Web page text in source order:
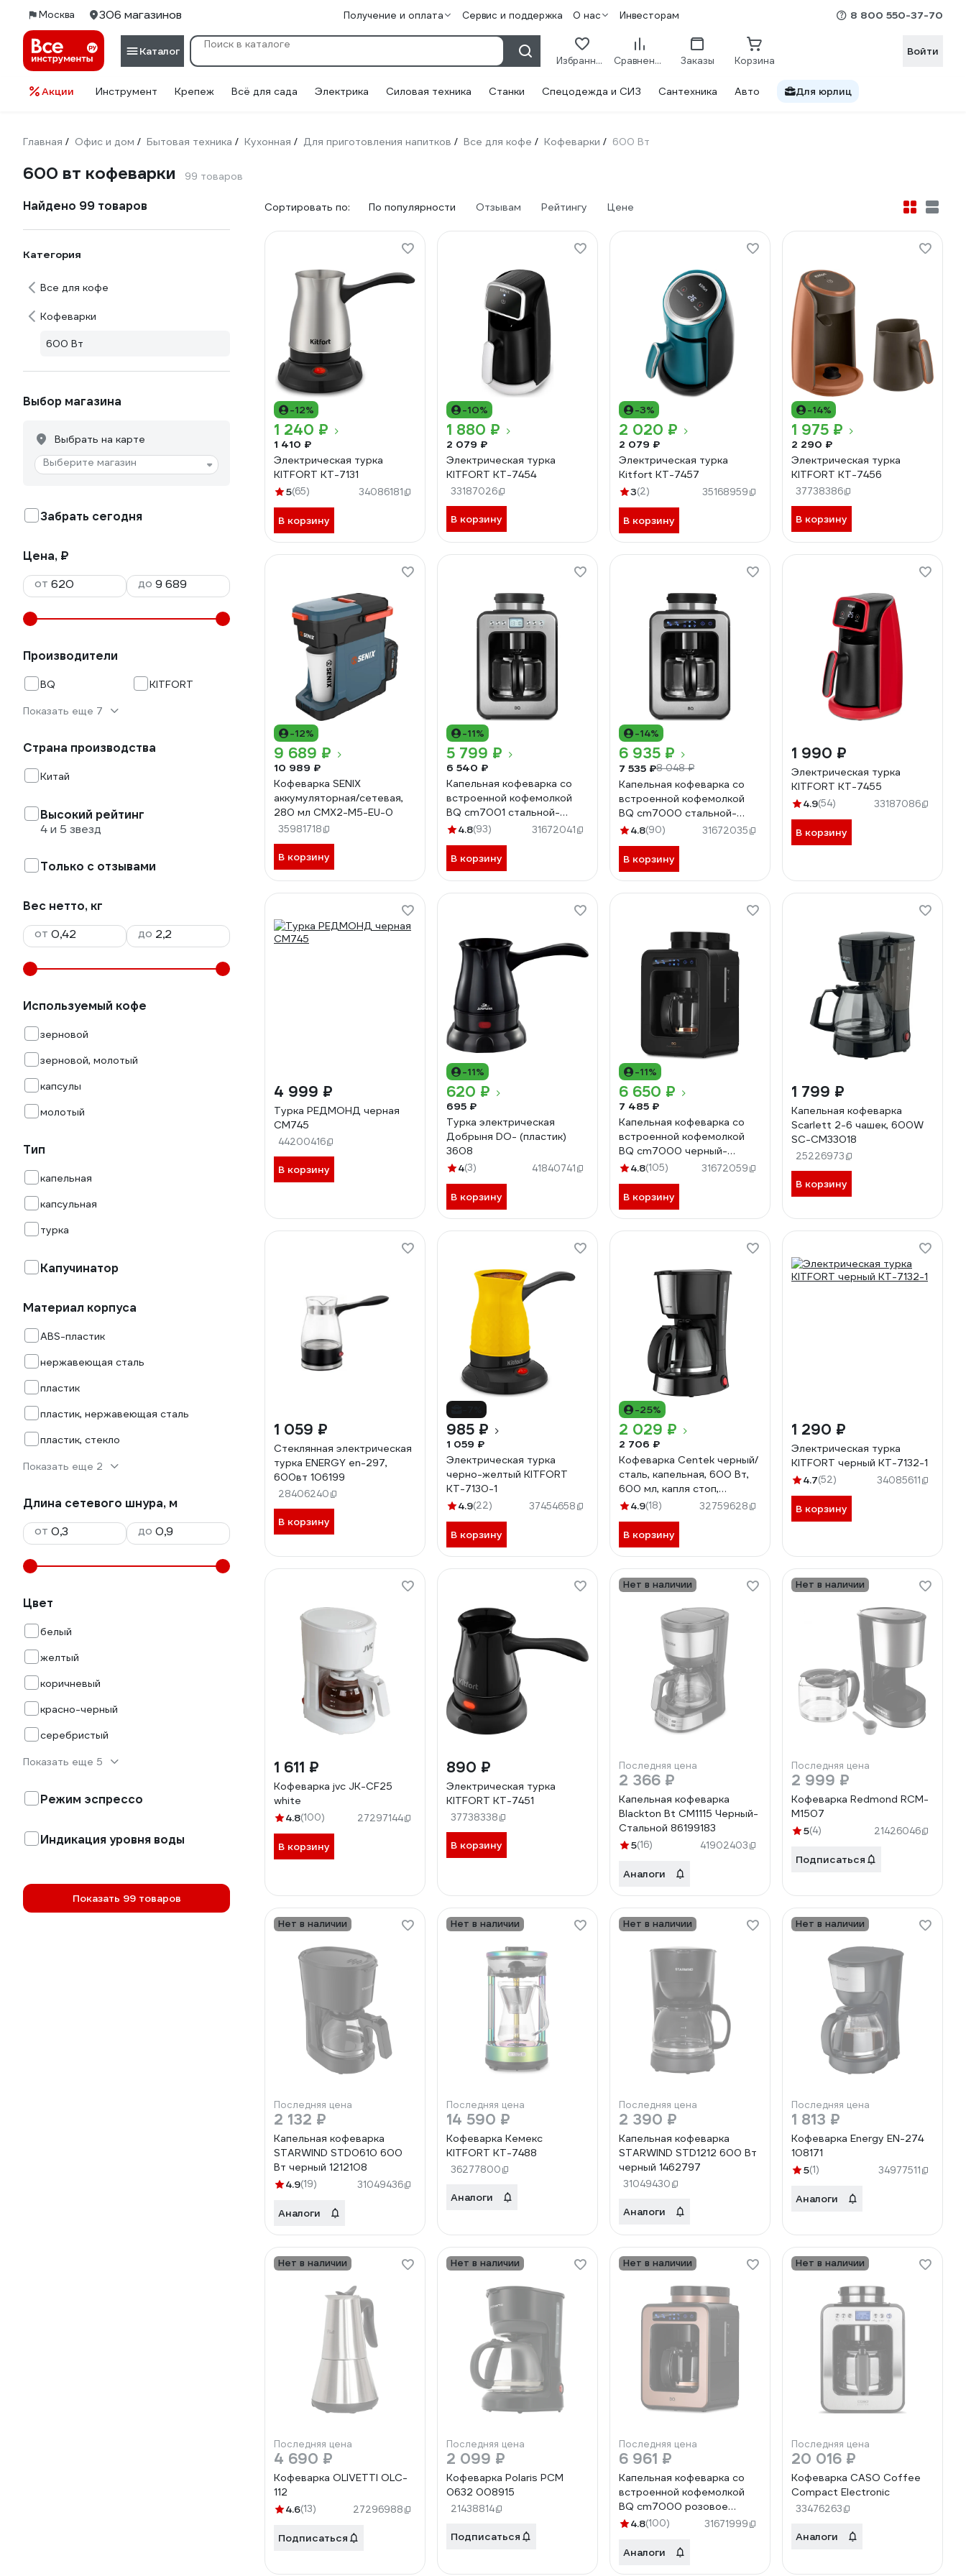
Москва 306 магазинов Получение и оплата Сервис и поддержка О нас Инвесторам 8 800 550-37-70
Каталог
Избранное Сравнение Заказы Корзина
Войти
Акции Инструмент Крепеж Всё для сада Электрика Силовая техника Станки Спецодежда и СИЗ Сантехника Авто Для юрлиц
Главная / Офис и дом / Бытовая техника / Кухонная / Для приготовления напитков / Все для кофе / Кофеварки / 600 Вт
600 вт кофеварки 99 товаров
Найдено 99 товаров
Категория
Все для кофе
Кофеварки
600 Вт
Выбор магазина
Выбрать на карте
Выберите магазин
Забрать сегодня
Цена, ₽
от
до
Производители
BQ KITFORT
Показать еще 7
Страна производства
Китай
Высокий рейтинг
4 и 5 звезд
Только с отзывами
Вес нетто, кг
от
до
Используемый кофе
зерновой
зерновой, молотый
капсулы
молотый
Тип
капельная
капсульная
турка
Капучинатор
Материал корпуса
ABS-пластик
нержавеющая сталь
пластик
пластик, нержавеющая сталь
пластик, стекло
Показать еще 2
Длина сетевого шнура, м
от
до
Цвет
белый
желтый
коричневый
красно-черный
серебристый
Показать еще 5
Режим эспрессо
Индикация уровня воды
Показать 99 товаров
Сортировать по: По популярности Отзывам Рейтингу Цене
-12%
1 240 ₽
1 410 ₽
Электрическая турка
KITFORT КТ-7131
5(65) 34086181
В корзину
-10%
1 880 ₽
2 079 ₽
Электрическая турка
KITFORT КТ-7454
33187026
В корзину
-3%
2 020 ₽
2 079 ₽
Электрическая турка
Kitfort КТ-7457
3(2) 35168959
В корзину
-14%
1 975 ₽
2 290 ₽
Электрическая турка
KITFORT КТ-7456
37738386
В корзину
-12%
9 689 ₽
10 989 ₽
Кофеварка SENIX
аккумуляторная/сетевая,
280 мл CMX2-M5-EU-0
35981718
В корзину
-11%
5 799 ₽
6 540 ₽
Капельная кофеварка со
встроенной кофемолкой
BQ cm7001 стальной-
черный 86199511
4.8(93) 31672041
В корзину
-14%
6 935 ₽
7 535 ₽8 048 ₽
Капельная кофеварка со
встроенной кофемолкой
BQ cm7000 стальной-
черный 86199514
4.8(90) 31672035
В корзину
1 990 ₽
Электрическая турка
KITFORT КТ-7455
4.9(54) 33187086
В корзину
4 999 ₽
Турка РЕДМОНД черная
CM745
44200416
В корзину
-11%
620 ₽
695 ₽
Турка электрическая
Добрыня DO- (пластик)
3608
4(3) 41840741
В корзину
-11%
6 650 ₽
7 485 ₽
Капельная кофеварка со
встроенной кофемолкой
BQ cm7000 черный-
розовое золото 86199512
4.8(105) 31672059
В корзину
1 799 ₽
Капельная кофеварка
Scarlett 2-6 чашек, 600W
SC-CM33018
25226973
В корзину
1 059 ₽
Стеклянная электрическая
турка ENERGY en-297,
600вт 106199
28406240
В корзину
985 ₽
1 059 ₽
Электрическая турка
черно-желтый KITFORT
КТ-7130-1
4.9(22) 37454658
В корзину
-25%
2 029 ₽
2 706 ₽
Кофеварка Centek черный/
сталь, капельная, 600 Вт,
600 мл, капля стоп,
подогрев, съемный фильтр
4.9(18) 32759628
В корзину
1 290 ₽
Электрическая турка
KITFORT черный КТ-7132-1
4.7(52) 34085611
В корзину
1 611 ₽
Кофеварка jvc JK-CF25
white
4.8(100) 27297144
В корзину
890 ₽
Электрическая турка
KITFORT КТ-7451
37738338
В корзину
Нет в наличии
Последняя цена
2 366 ₽
Капельная кофеварка
Blackton Bt CM1115 Черный-
Стальной 86199183
5(16) 41902403
Аналоги
Нет в наличии
Последняя цена
2 999 ₽
Кофеварка Redmond RCM-
M1507
5(4) 21426046
Подписаться
Нет в наличии
Последняя цена
2 132 ₽
Капельная кофеварка
STARWIND STD0610 600
Вт черный 1212108
4.9(19) 31049436
Аналоги
Нет в наличии
Последняя цена
14 590 ₽
Кофеварка Кемекс
KITFORT КТ-7488
36277800
Аналоги
Нет в наличии
Последняя цена
2 390 ₽
Капельная кофеварка
STARWIND STD1212 600 Вт
черный 1462797
31049430
Аналоги
Нет в наличии
Последняя цена
1 813 ₽
Кофеварка Energy EN-274
108171
5(1) 34977511
Аналоги
Нет в наличии
Последняя цена
4 690 ₽
Кофеварка OLIVETTI OLC-
112
4.6(13) 27296988
Подписаться
Нет в наличии
Последняя цена
2 099 ₽
Кофеварка Polaris PCM
0632 008915
21438814
Подписаться
Нет в наличии
Последняя цена
6 961 ₽
Капельная кофеварка со
встроенной кофемолкой
BQ cm7000 розовое
золото-черный 86199513
4.8(100) 31671999
Аналоги
Нет в наличии
Последняя цена
20 016 ₽
Кофеварка CASO Coffee
Compact Electronic
33476263
Аналоги